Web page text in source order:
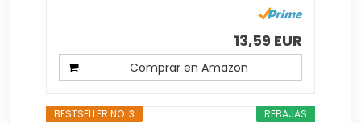
13,59 EUR
Comprar en Amazon
REBAJAS
BESTSELLER NO. 3